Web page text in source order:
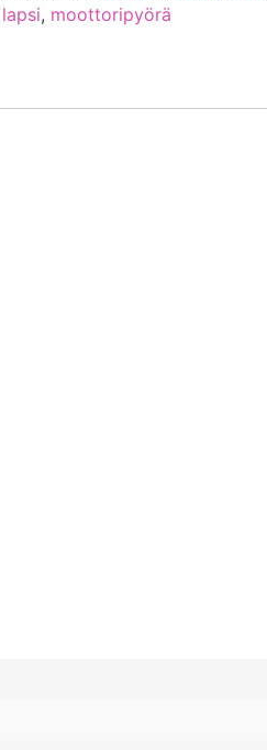
lapsi, moottoripyörä